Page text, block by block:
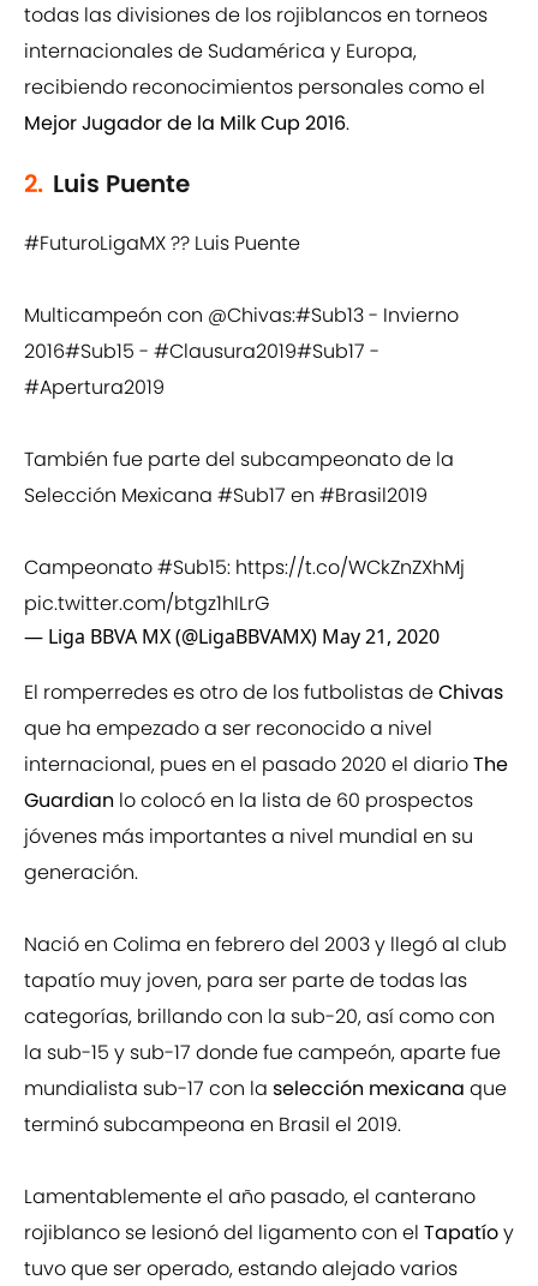
todas las divisiones de los rojiblancos en torneos
internacionales de Sudamérica y Europa,
recibiendo reconocimientos personales como el
Mejor Jugador de la Milk Cup 2016.
2. Luis Puente
#FuturoLigaMX?? Luis Puente
Multicampeón con @Chivas:#Sub13- Invierno
2016#Sub15 - #Clausura2019#Sub17 -
#Apertura2019
También fue parte del subcampeonato de la
Selección Mexicana #Sub17 en #Brasil2019
Campeonato#Sub15: https://t.co/WCkZnZXhMj
pic.twitter.com/btgz1hILrG
— Liga BBVA MX (@LigaBBVAMX) May 21, 2020
El romperredes es otro de los futbolistas deChivas
que ha empezado a ser reconocido a nivel
internacional, pues en el pasado 2020 el diarioThe
Guardian lo colocó en la lista de 60 prospectos
jóvenes más importantes a nivel mundial en su
generación.
Nació en Colima en febrero del 2003 y llegó al club
tapatío muy joven, para ser parte de todas las
categorías, brillando con la sub-20, así como con
la sub-15 y sub-17 donde fue campeón, aparte fue
mundialista sub-17 con la selección mexicana que
terminó subcampeona en Brasil el 2019.
Lamentablemente el año pasado, el canterano
rojiblanco se lesionó del ligamento con el Tapatíoy
tuvo que ser operado, estando alejado varios